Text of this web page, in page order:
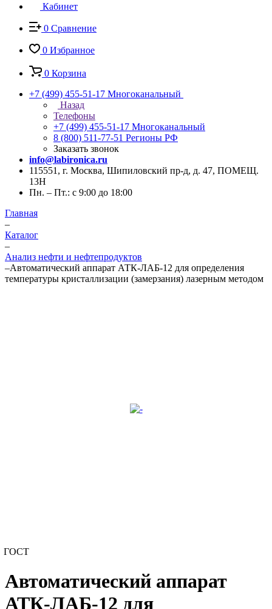
Кабинет
0 Сравнение
0 Избранное
0 Корзина
+7 (499) 455-51-17 Многоканальный
Назад
Телефоны
+7 (499) 455-51-17 Многоканальный
8 (800) 511-77-51 Регионы РФ
Заказать звонок
info@labironica.ru
115551, г. Москва, Шипиловский пр-д, д. 47, ПОМЕЩ.
13Н
Пн. – Пт.: с 9:00 до 18:00
Главная
–
Каталог
–
Анализ нефти и нефтепродуктов
–Автоматический аппарат АТК-ЛАБ-12 для определения
температуры кристаллизации (замерзания) лазерным методом
ГОСТ
Автоматический аппарат
АТК-ЛАБ-12 для